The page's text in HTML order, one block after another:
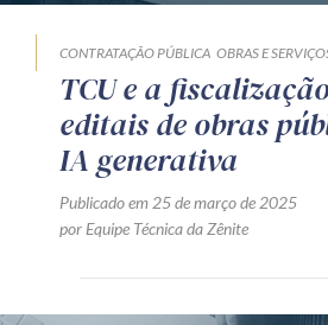
CONTRATAÇÃO PÚBLICA OBRAS E
TCU e a
editais de obras
IA generativa
Publicado em 25 de março de 2025
por Equipe Técnica da Zênite